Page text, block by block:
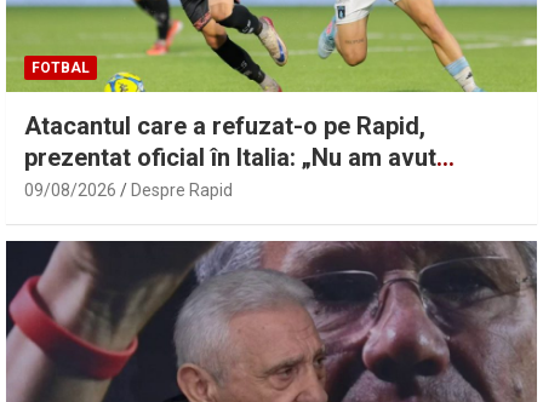
FOTBAL
Atacantul care a refuzat-o pe Rapid,
prezentat oficial în Italia: „Nu am avut
niciodată îndoieli” | Sport.ro
09/08/2026 Despre Rapid